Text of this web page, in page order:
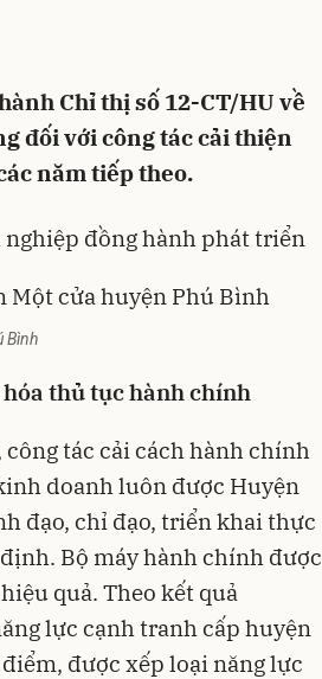
Chỉ thị số 12-CT/HU về
đối với công tác cải thiện
năm tiếp theo.
đồng hành phát triển
Bình
thủ tục hành chính
tác cải cách hành chính
doanh luôn được Huyện
đạo, chỉ đạo, triển khai thực
Bộ máy hành chính được
quả. Theo kết quả
lực cạnh tranh cấp huyện
được xếp loại năng lực